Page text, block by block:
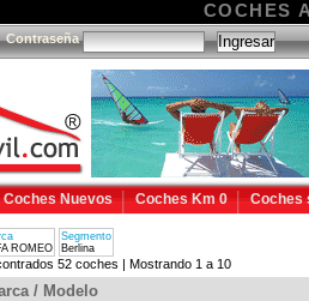
COCHES
Contraseña
Coches Nuevos Coches Km 0 Coches
ROMEO
Segmento
Berlina
52 coches | Mostrando 1 a 10
/ Modelo